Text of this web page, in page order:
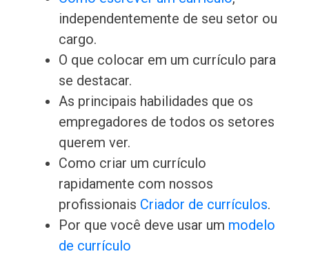
independentemente de seu setor ou
cargo.
O que colocar em um currículo para
se destacar.
As principais habilidades que os
empregadores de todos os setores
querem ver.
Como criar um currículo
rapidamente com nossos
profissionais Criador de currículos.
Por que você deve usar um modelo
de currículo